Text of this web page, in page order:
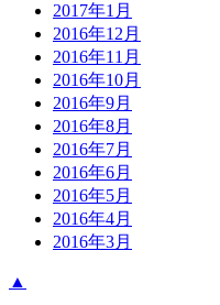
2017年1月
2016年12月
2016年11月
2016年10月
2016年9月
2016年8月
2016年7月
2016年6月
2016年5月
2016年4月
2016年3月
▲